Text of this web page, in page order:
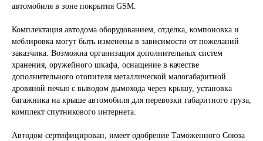
автомобиля в зоне покрытия GSM.
Комплектация автодома оборудованием, отделка, компоновка и
меблировка могут быть изменены в зависимости от пожеланий
заказчика. Возможна организация дополнительных систем
хранения, оружейного шкафа, оснащение в качестве
дополнительного отопителя металлической малогабаритной
дровяной печью с выводом дымохода через крышу, установка
багажника на крыше автомобиля для перевозки габаритного груза,
комплект спутникового интернета.
Автодом сертифицирован, имеет одобрение Таможенного Союза